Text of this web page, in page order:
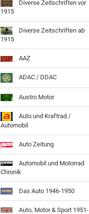
Diverse Zeitschriften vor
1915
Diverse Zeitschriften ab
1915
AAZ
ADAC / DDAC
Austro Motor
Auto und Kraftrad /
Automobil
Auto Zeitung
Automobil und Motorrad
Chronik
Das Auto 1946-1950
Auto, Motor & Sport 1951-